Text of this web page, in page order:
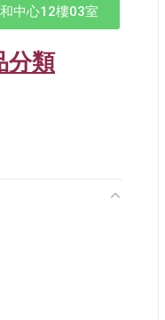
中心12樓03室
分類